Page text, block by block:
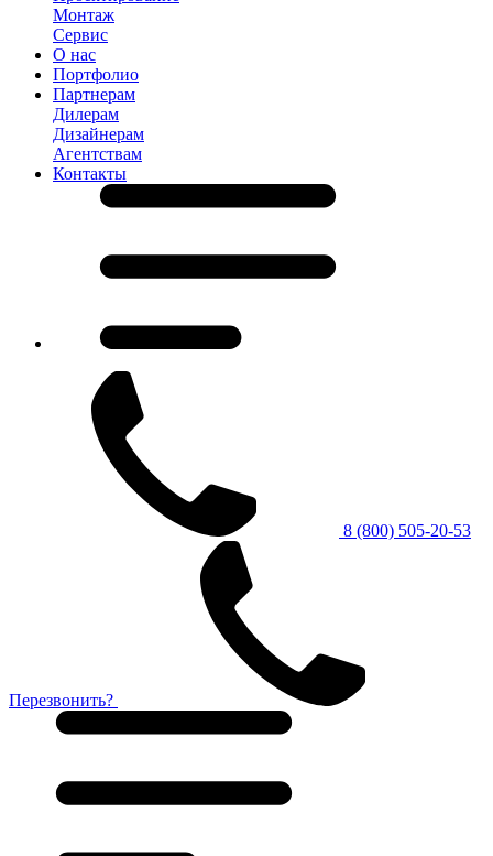
Монтаж
Сервис
О нас
Портфолио
Партнерам
Дилерам
Дизайнерам
Агентствам
Контакты
8 (800) 505-20-53
Перезвонить?